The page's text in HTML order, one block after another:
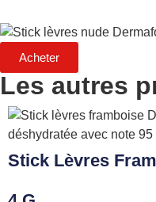
Acheter
Les autres
Stick Lèvres